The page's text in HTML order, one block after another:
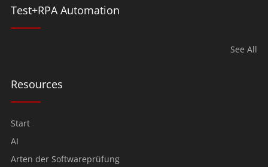
Test+RPA Automation
See All
Resources
Start
AI
Arten der Softwareprüfung